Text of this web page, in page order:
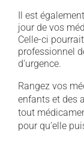
Il est
jour de vos
Celle-ci
professionnel
d'urgence.
Rangez vos
enfants et des
tout
pour qu'elle